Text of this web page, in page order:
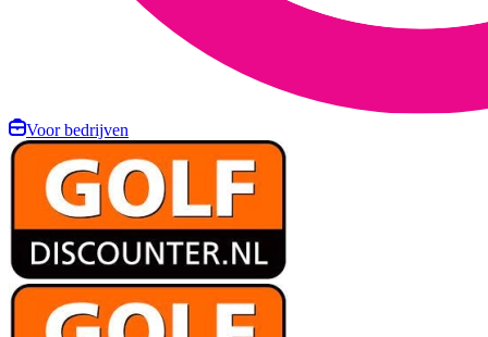
Voor bedrijven